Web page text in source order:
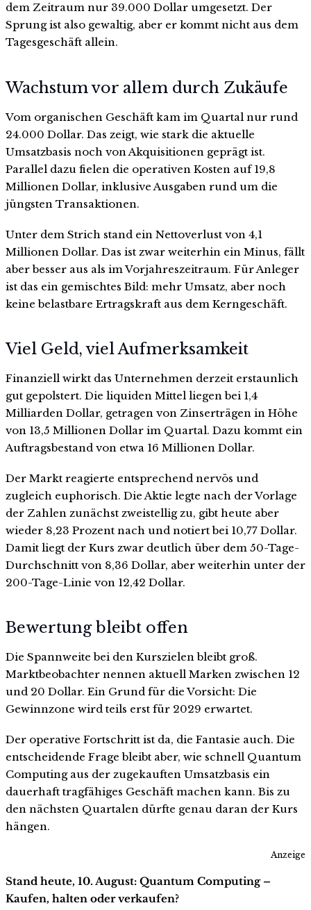
dem Zeitraum nur 39.000 Dollar umgesetzt. Der
Sprung ist also gewaltig, aber er kommt nicht aus dem
Tagesgeschäft allein.
Wachstum vor allem durch Zukäufe
Vom organischen Geschäft kam im Quartal nur rund
24.000 Dollar. Das zeigt, wie stark die aktuelle
Umsatzbasis noch von Akquisitionen geprägt ist.
Parallel dazu fielen die operativen Kosten auf 19,8
Millionen Dollar, inklusive Ausgaben rund um die
jüngsten Transaktionen.
Unter dem Strich stand ein Nettoverlust von 4,1
Millionen Dollar. Das ist zwar weiterhin ein Minus, fällt
aber besser aus als im Vorjahreszeitraum. Für Anleger
ist das ein gemischtes Bild: mehr Umsatz, aber noch
keine belastbare Ertragskraft aus dem Kerngeschäft.
Viel Geld, viel Aufmerksamkeit
Finanziell wirkt das Unternehmen derzeit erstaunlich
gut gepolstert. Die liquiden Mittel liegen bei 1,4
Milliarden Dollar, getragen von Zinserträgen in Höhe
von 13,5 Millionen Dollar im Quartal. Dazu kommt ein
Auftragsbestand von etwa 16 Millionen Dollar.
Der Markt reagierte entsprechend nervös und
zugleich euphorisch. Die Aktie legte nach der Vorlage
der Zahlen zunächst zweistellig zu, gibt heute aber
wieder 8,23 Prozent nach und notiert bei 10,77 Dollar.
Damit liegt der Kurs zwar deutlich über dem 50-Tage-
Durchschnitt von 8,36 Dollar, aber weiterhin unter der
200-Tage-Linie von 12,42 Dollar.
Bewertung bleibt offen
Die Spannweite bei den Kurszielen bleibt groß.
Marktbeobachter nennen aktuell Marken zwischen 12
und 20 Dollar. Ein Grund für die Vorsicht: Die
Gewinnzone wird teils erst für 2029 erwartet.
Der operative Fortschritt ist da, die Fantasie auch. Die
entscheidende Frage bleibt aber, wie schnell Quantum
Computing aus der zugekauften Umsatzbasis ein
dauerhaft tragfähiges Geschäft machen kann. Bis zu
den nächsten Quartalen dürfte genau daran der Kurs
hängen.
Anzeige
Stand heute, 10. August: Quantum Computing –
Kaufen, halten oder verkaufen?